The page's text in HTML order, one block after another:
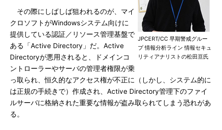
JPCERT/CC 早期警戒グルー
プ 情報分析ライン 情報セキュ
リティアナリストの松田亘氏
その際にしばしば狙われるのが、マイ
クロソフトがWindowsシステム向けに
提供している認証／リソース管理基盤で
ある「Active Directory」だ。Active
Directoryが悪用されると、ドメインコ
ントローラーやサーバの管理者権限が乗
っ取られ、恒久的なアクセス権が不正に（しかし、システム的に
は正規の手続きで）作成され、Active Directory管理下のファイ
ルサーバに格納された重要な情報が盗み取られてしまう恐れがあ
る。